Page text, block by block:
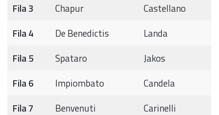
Fila 3
Chapur
Castellano
Fila 4
De Benedictis
Landa
Fila 5
Spataro
Jakos
Fila 6
Impiombato
Candela
Fila 7
Benvenuti
Carinelli